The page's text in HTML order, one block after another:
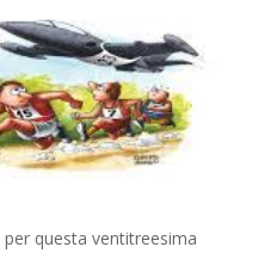
questa ventitreesima